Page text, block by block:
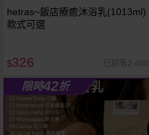
hetras~飯店療癒沐浴乳(1013ml)
款式可選
$326 已銷售2,400
限時42折